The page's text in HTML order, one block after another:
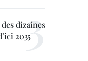
dizaines
2035